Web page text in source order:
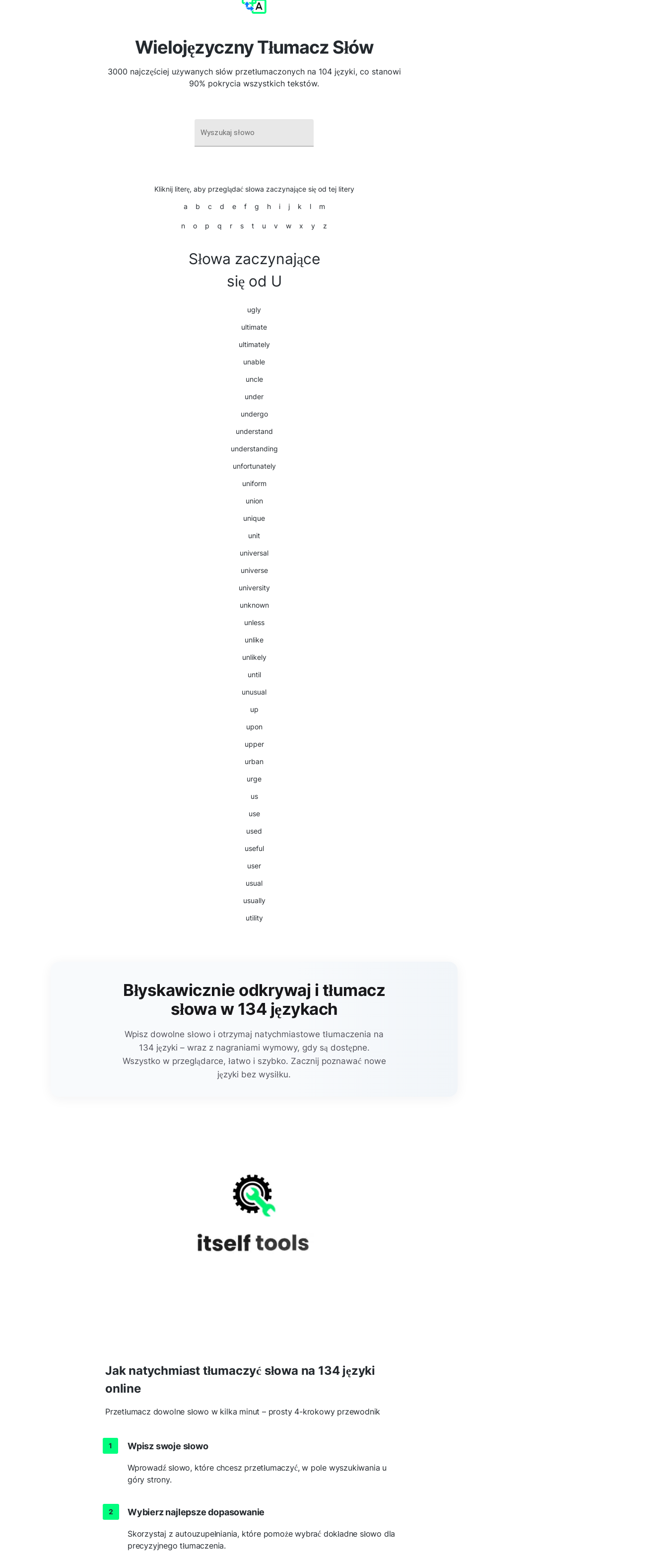
Wielojęzyczny Tłumacz Słów
3000 najczęściej używanych słów przetłumaczonych na 104 języki, co stanowi
90% pokrycia wszystkich tekstów.
Wyszukaj słowo
Kliknij literę, aby przeglądać słowa zaczynające się od tej litery
a b c d e f g h i j k l m
n o p q r s t u v w x y z
Słowa zaczynające
się od U
ugly
ultimate
ultimately
unable
uncle
under
undergo
understand
understanding
unfortunately
uniform
union
unique
unit
universal
universe
university
unknown
unless
unlike
unlikely
until
unusual
up
upon
upper
urban
urge
us
use
used
useful
user
usual
usually
utility
Błyskawicznie odkrywaj i tłumacz
słowa w 134 językach
Wpisz dowolne słowo i otrzymaj natychmiastowe tłumaczenia na
134 języki – wraz z nagraniami wymowy, gdy są dostępne.
Wszystko w przeglądarce, łatwo i szybko. Zacznij poznawać nowe
języki bez wysiłku.
Jak natychmiast tłumaczyć słowa na 134 języki
online
Przetłumacz dowolne słowo w kilka minut – prosty 4-krokowy przewodnik
Wpisz swoje słowo
Wprowadź słowo, które chcesz przetłumaczyć, w pole wyszukiwania u
góry strony.
Wybierz najlepsze dopasowanie
Skorzystaj z autouzupełniania, które pomoże wybrać dokładne słowo dla
precyzyjnego tłumaczenia.